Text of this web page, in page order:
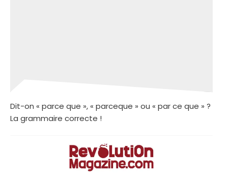
Dit-on « parce que », « parceque » ou « par ce que » ?
La grammaire correcte !